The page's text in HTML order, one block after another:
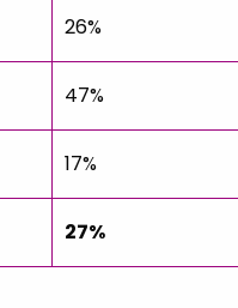
26%
47%
17%
27%